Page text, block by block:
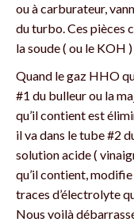
ou à carburateur,
du turbo. Ces pièces
la soude ( ou le KOH
Quand le gaz HHO
#1 du bulleur ou la
qu’il contient est
il va dans le tube #2
solution acide (
qu’il contient,
traces d’électrolyte
Nous voilà